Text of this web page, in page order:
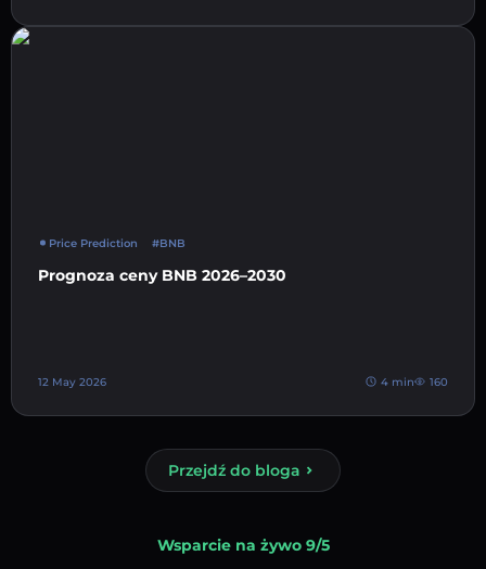
Price Prediction #BNB
Prognoza ceny BNB 2026–2030
12 May 2026 4 min 160
Przejdź do bloga
Wsparcie na żywo 9/5